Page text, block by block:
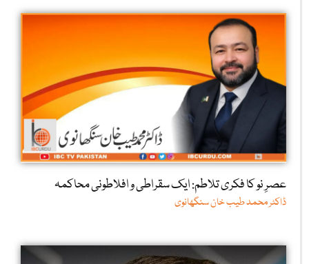
عصرِ نو کا فکری تلاطم: ایک سقراطی و افلاطونی محاکمہ
ڈاکٹر محمد طیب خان سنگھانوی